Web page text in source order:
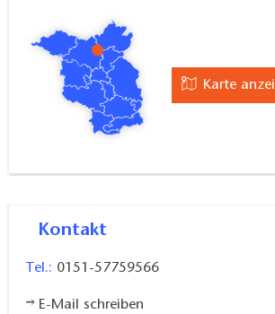
Karte
Kontakt
Tel.: 0151-57759566
E-Mail schreiben